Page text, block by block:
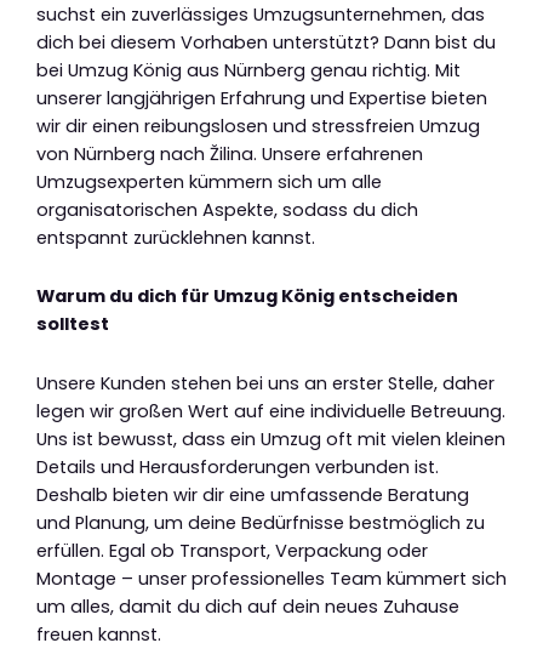
suchst ein zuverlässiges Umzugsunternehmen, das
dich bei diesem Vorhaben unterstützt? Dann bist du
bei Umzug König aus Nürnberg genau richtig. Mit
unserer langjährigen Erfahrung und Expertise bieten
wir dir einen reibungslosen und stressfreien Umzug
von Nürnberg nach Žilina. Unsere erfahrenen
Umzugsexperten kümmern sich um alle
organisatorischen Aspekte, sodass du dich
entspannt zurücklehnen kannst.
Warum du dich für Umzug König entscheiden
solltest
Unsere Kunden stehen bei uns an erster Stelle, daher
legen wir großen Wert auf eine individuelle Betreuung.
Uns ist bewusst, dass ein Umzug oft mit vielen kleinen
Details und Herausforderungen verbunden ist.
Deshalb bieten wir dir eine umfassende Beratung
und Planung, um deine Bedürfnisse bestmöglich zu
erfüllen. Egal ob Transport, Verpackung oder
Montage – unser professionelles Team kümmert sich
um alles, damit du dich auf dein neues Zuhause
freuen kannst.